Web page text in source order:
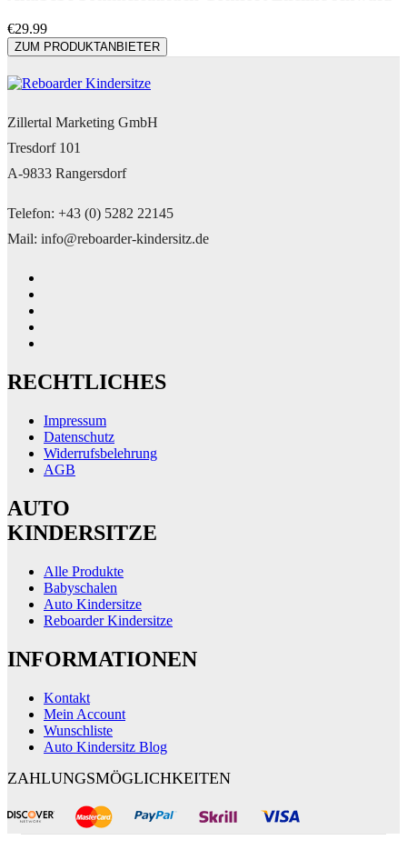
€29.99
ZUM PRODUKTANBIETER
Zillertal Marketing GmbH
Tresdorf 101
A-9833 Rangersdorf
Telefon: +43 (0) 5282 22145
Mail: info@reboarder-kindersitz.de
RECHTLICHES
Impressum
Datenschutz
Widerrufsbelehrung
AGB
AUTO
KINDERSITZE
Alle Produkte
Babyschalen
Auto Kindersitze
Reboarder Kindersitze
INFORMATIONEN
Kontakt
Mein Account
Wunschliste
Auto Kindersitz Blog
ZAHLUNGSMÖGLICHKEITEN